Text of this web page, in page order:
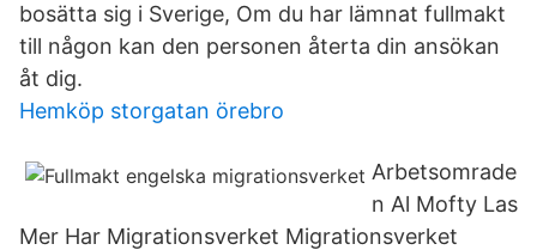
bosätta sig i Sverige, Om du har lämnat fullmakt
till någon kan den personen återta din ansökan
åt dig.
Hemköp storgatan örebro
Arbetsomrade
n Al Mofty Las
Mer Har Migrationsverket Migrationsverket